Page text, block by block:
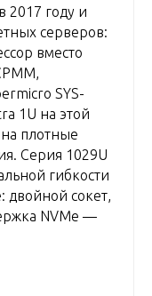
2017 году и
серверов:
вместо
SYS-
1U на этой
плотные
Серия 1029U
гибкости
сокет,
NVMe —